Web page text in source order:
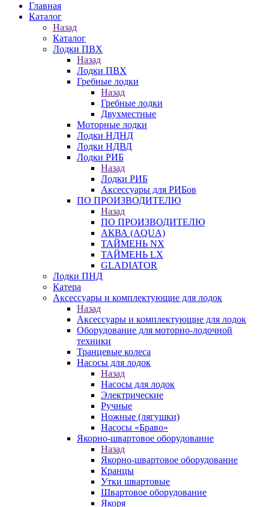
Главная
Каталог
Назад
Каталог
Лодки ПВХ
Назад
Лодки ПВХ
Гребные лодки
Назад
Гребные лодки
Двухместные
Моторные лодки
Лодки НДНД
Лодки НДВД
Лодки РИБ
Назад
Лодки РИБ
Аксессуары для РИБов
ПО ПРОИЗВОДИТЕЛЮ
Назад
ПО ПРОИЗВОДИТЕЛЮ
АКВА (AQUA)
ТАЙМЕНЬ NX
ТАЙМЕНЬ LX
GLADIATOR
Лодки ПНД
Катера
Аксессуары и комплектующие для лодок
Назад
Аксессуары и комплектующие для лодок
Оборудование для моторно-лодочной
техники
Транцевые колеса
Насосы для лодок
Назад
Насосы для лодок
Электрические
Ручные
Ножные (лягушки)
Насосы «Браво»
Якорно-швартовое оборудование
Назад
Якорно-швартовое оборудование
Кранцы
Утки швартовые
Швартовое оборудование
Якоря